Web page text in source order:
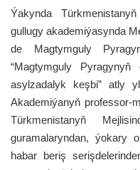
Ýakynda
gullugy akademiýasynda
de Magtymguly
“Magtymguly Pyragynyň
asylzadalyk keşbi” atly
Akademiýanyň professor-
Türkmenistanyň
guramalaryndan, ýokary
habar beriş